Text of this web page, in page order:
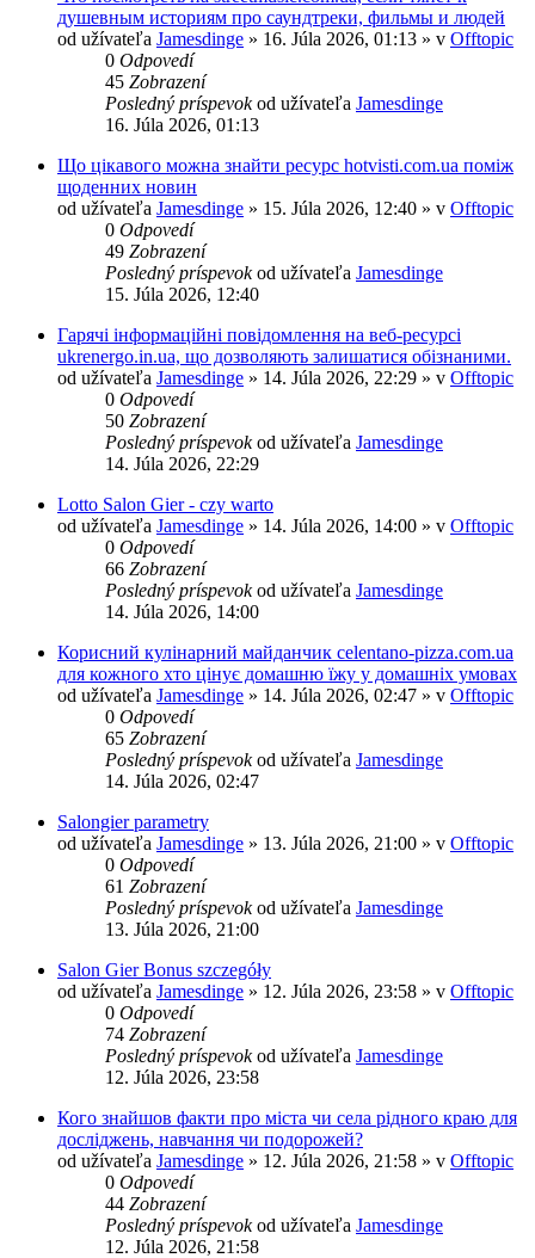
душевным историям про саундтреки, фильмы и людей
od užívateľa Jamesdinge » 16. Júla 2026, 01:13 » v Offtopic
0 Odpovedí
45 Zobrazení
Posledný príspevokod užívateľa Jamesdinge
16. Júla 2026, 01:13
Що цікавого можна знайти ресурс hotvisti.com.ua поміж
щоденних новин
od užívateľa Jamesdinge » 15. Júla 2026, 12:40 » v Offtopic
0 Odpovedí
49 Zobrazení
Posledný príspevokod užívateľa Jamesdinge
15. Júla 2026, 12:40
Гарячі інформаційні повідомлення на веб-ресурсі
ukrenergo.in.ua, що дозволяють залишатися обізнаними.
od užívateľa Jamesdinge » 14. Júla 2026, 22:29 » v Offtopic
0 Odpovedí
50 Zobrazení
Posledný príspevokod užívateľa Jamesdinge
14. Júla 2026, 22:29
Lotto Salon Gier - czy warto
od užívateľa Jamesdinge » 14. Júla 2026, 14:00 » v Offtopic
0 Odpovedí
66 Zobrazení
Posledný príspevokod užívateľa Jamesdinge
14. Júla 2026, 14:00
Корисний кулінарний майданчик celentano-pizza.com.ua
для кожного хто цінує домашню їжу у домашніх умовах
od užívateľa Jamesdinge » 14. Júla 2026, 02:47 » v Offtopic
0 Odpovedí
65 Zobrazení
Posledný príspevokod užívateľa Jamesdinge
14. Júla 2026, 02:47
Salongier parametry
od užívateľa Jamesdinge » 13. Júla 2026, 21:00 » v Offtopic
0 Odpovedí
61 Zobrazení
Posledný príspevokod užívateľa Jamesdinge
13. Júla 2026, 21:00
Salon Gier Bonus szczegóły
od užívateľa Jamesdinge » 12. Júla 2026, 23:58 » v Offtopic
0 Odpovedí
74 Zobrazení
Posledný príspevokod užívateľa Jamesdinge
12. Júla 2026, 23:58
Кого знайшов факти про міста чи села рідного краю для
досліджень, навчання чи подорожей?
od užívateľa Jamesdinge » 12. Júla 2026, 21:58 » v Offtopic
0 Odpovedí
44 Zobrazení
Posledný príspevokod užívateľa Jamesdinge
12. Júla 2026, 21:58